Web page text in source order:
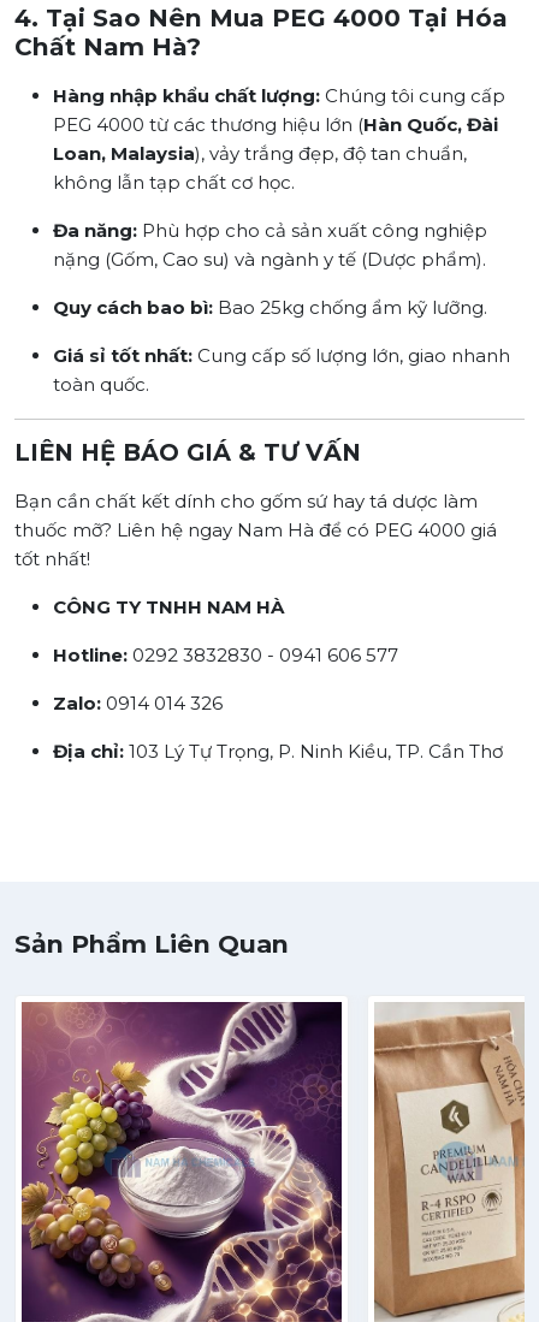
4. Tại Sao Nên Mua PEG 4000 Tại Hóa
Chất Nam Hà?
Hàng nhập khẩu chất lượng: Chúng tôi cung cấp
PEG 4000 từ các thương hiệu lớn (Hàn Quốc, Đài
Loan, Malaysia), vảy trắng đẹp, độ tan chuẩn,
không lẫn tạp chất cơ học.
Đa năng: Phù hợp cho cả sản xuất công nghiệp
nặng (Gốm, Cao su) và ngành y tế (Dược phẩm).
Quy cách bao bì: Bao 25kg chống ẩm kỹ lưỡng.
Giá sỉ tốt nhất: Cung cấp số lượng lớn, giao nhanh
toàn quốc.
LIÊN HỆ BÁO GIÁ & TƯ VẤN
Bạn cần chất kết dính cho gốm sứ hay tá dược làm
thuốc mỡ? Liên hệ ngay Nam Hà để có PEG 4000 giá
tốt nhất!
CÔNG TY TNHH NAM HÀ
Hotline: 0292 3832830 - 0941 606 577
Zalo: 0914 014 326
Địa chỉ: 103 Lý Tự Trọng, P. Ninh Kiều, TP. Cần Thơ
Sản Phẩm Liên Quan